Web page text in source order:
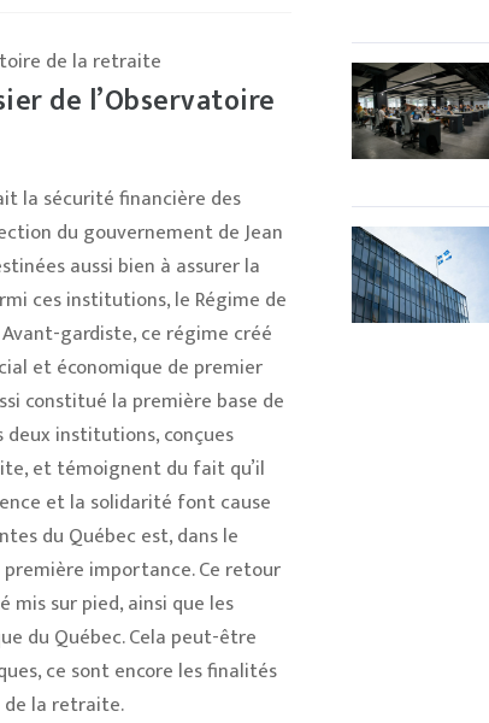
de la retraite
de l’Observatoire
la sécurité financière des
du gouvernement de Jean
aussi bien à assurer la
ces institutions, le Régime de
gardiste, ce régime créé
et économique de premier
constitué la première base de
institutions, conçues
et témoignent du fait qu’il
et la solidarité font cause
du Québec est, dans le
importance. Ce retour
sur pied, ainsi que les
du Québec. Cela peut-être
ce sont encore les finalités
de la retraite.